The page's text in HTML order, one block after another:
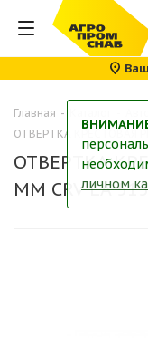
Главная -
ОТВЕРТКА КРЕСТОВАЯ
ОТВЕРТКА
ММ CRV LA
личном